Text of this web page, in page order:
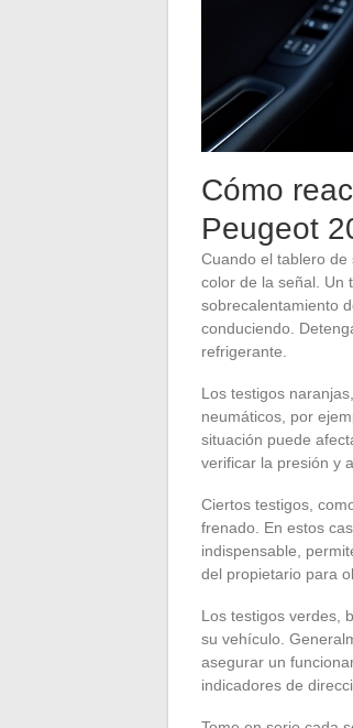
Cómo
Peugeot
Cuando el tablero
color de la señal. Un
sobrecalentamiento
conduciendo.
refrigerante.
Los testigos
neumáticos, por
situación puede
verificar la presión y
Ciertos testigos,
frenado. En estos
indispensable,
del propietario para
Los testigos verdes,
su vehículo.
asegurar un
indicadores de